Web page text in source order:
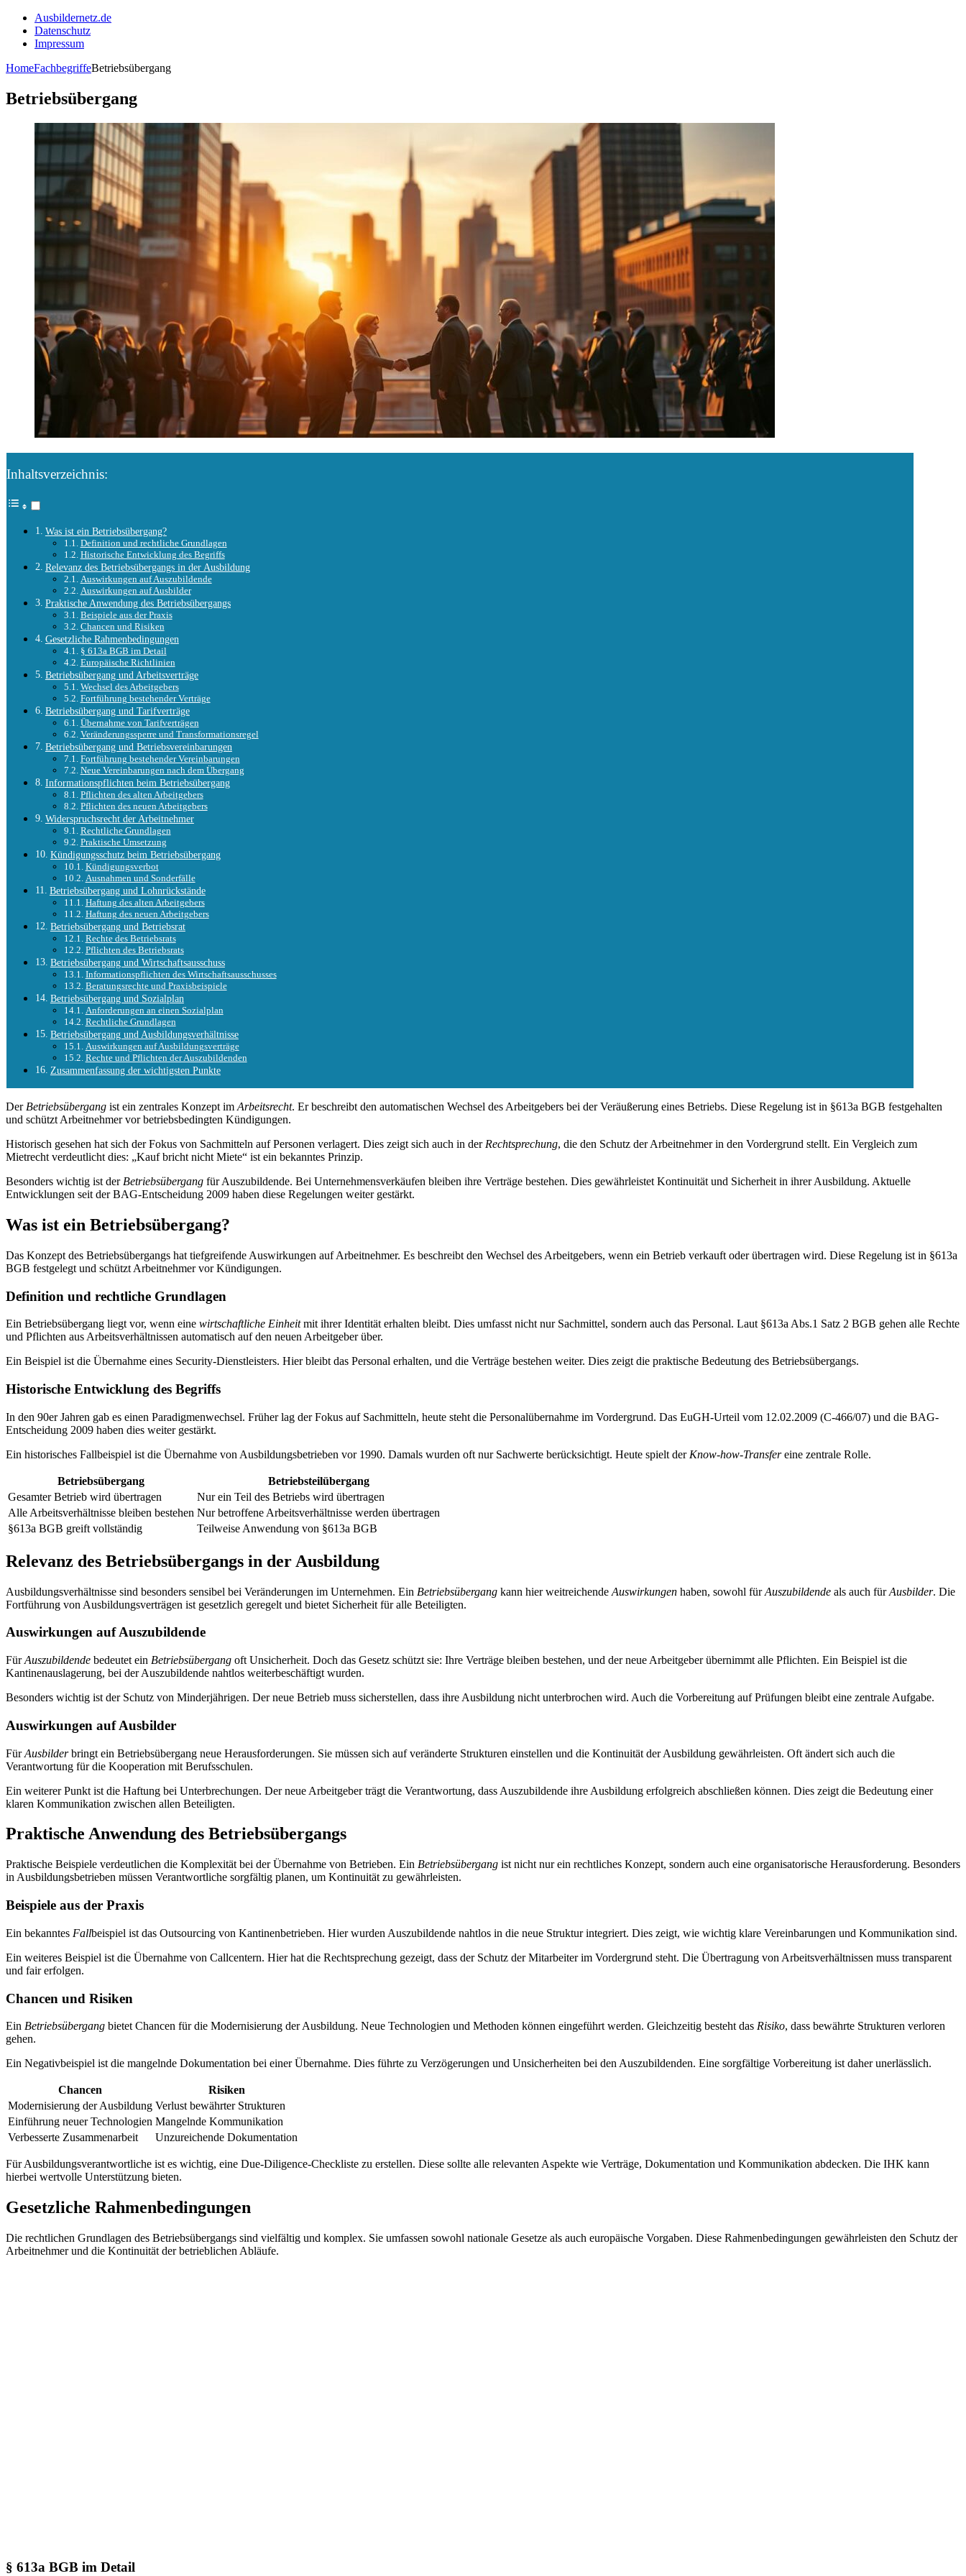
Ausbildernetz.de
Datenschutz
Impressum
HomeFachbegriffeBetriebsübergang
Betriebsübergang
Inhaltsverzeichnis:
Was ist ein Betriebsübergang?
Definition und rechtliche Grundlagen
Historische Entwicklung des Begriffs
Relevanz des Betriebsübergangs in der Ausbildung
Auswirkungen auf Auszubildende
Auswirkungen auf Ausbilder
Praktische Anwendung des Betriebsübergangs
Beispiele aus der Praxis
Chancen und Risiken
Gesetzliche Rahmenbedingungen
§ 613a BGB im Detail
Europäische Richtlinien
Betriebsübergang und Arbeitsverträge
Wechsel des Arbeitgebers
Fortführung bestehender Verträge
Betriebsübergang und Tarifverträge
Übernahme von Tarifverträgen
Veränderungssperre und Transformationsregel
Betriebsübergang und Betriebsvereinbarungen
Fortführung bestehender Vereinbarungen
Neue Vereinbarungen nach dem Übergang
Informationspflichten beim Betriebsübergang
Pflichten des alten Arbeitgebers
Pflichten des neuen Arbeitgebers
Widerspruchsrecht der Arbeitnehmer
Rechtliche Grundlagen
Praktische Umsetzung
Kündigungsschutz beim Betriebsübergang
Kündigungsverbot
Ausnahmen und Sonderfälle
Betriebsübergang und Lohnrückstände
Haftung des alten Arbeitgebers
Haftung des neuen Arbeitgebers
Betriebsübergang und Betriebsrat
Rechte des Betriebsrats
Pflichten des Betriebsrats
Betriebsübergang und Wirtschaftsausschuss
Informationspflichten des Wirtschaftsausschusses
Beratungsrechte und Praxisbeispiele
Betriebsübergang und Sozialplan
Anforderungen an einen Sozialplan
Rechtliche Grundlagen
Betriebsübergang und Ausbildungsverhältnisse
Auswirkungen auf Ausbildungsverträge
Rechte und Pflichten der Auszubildenden
Zusammenfassung der wichtigsten Punkte
Der Betriebsübergang ist ein zentrales Konzept im Arbeitsrecht. Er beschreibt den automatischen Wechsel des Arbeitgebers bei der Veräußerung eines Betriebs. Diese Regelung ist in §613a BGB festgehalten
und schützt Arbeitnehmer vor betriebsbedingten Kündigungen.
Historisch gesehen hat sich der Fokus von Sachmitteln auf Personen verlagert. Dies zeigt sich auch in der Rechtsprechung, die den Schutz der Arbeitnehmer in den Vordergrund stellt. Ein Vergleich zum
Mietrecht verdeutlicht dies: „Kauf bricht nicht Miete“ ist ein bekanntes Prinzip.
Besonders wichtig ist der Betriebsübergang für Auszubildende. Bei Unternehmensverkäufen bleiben ihre Verträge bestehen. Dies gewährleistet Kontinuität und Sicherheit in ihrer Ausbildung. Aktuelle
Entwicklungen seit der BAG-Entscheidung 2009 haben diese Regelungen weiter gestärkt.
Was ist ein Betriebsübergang?
Das Konzept des Betriebsübergangs hat tiefgreifende Auswirkungen auf Arbeitnehmer. Es beschreibt den Wechsel des Arbeitgebers, wenn ein Betrieb verkauft oder übertragen wird. Diese Regelung ist in §613a
BGB festgelegt und schützt Arbeitnehmer vor Kündigungen.
Definition und rechtliche Grundlagen
Ein Betriebsübergang liegt vor, wenn eine wirtschaftliche Einheitmit ihrer Identität erhalten bleibt. Dies umfasst nicht nur Sachmittel, sondern auch das Personal. Laut §613a Abs.1 Satz 2 BGB gehen alle Rechte
und Pflichten aus Arbeitsverhältnissen automatisch auf den neuen Arbeitgeber über.
Ein Beispiel ist die Übernahme eines Security-Dienstleisters. Hier bleibt das Personal erhalten, und die Verträge bestehen weiter. Dies zeigt die praktische Bedeutung des Betriebsübergangs.
Historische Entwicklung des Begriffs
In den 90er Jahren gab es einen Paradigmenwechsel. Früher lag der Fokus auf Sachmitteln, heute steht die Personalübernahme im Vordergrund. Das EuGH-Urteil vom 12.02.2009 (C-466/07) und die BAG-
Entscheidung 2009 haben dies weiter gestärkt.
Ein historisches Fallbeispiel ist die Übernahme von Ausbildungsbetrieben vor 1990. Damals wurden oft nur Sachwerte berücksichtigt. Heute spielt der Know-how-Transfereine zentrale Rolle.
Betriebsübergang
Betriebsteilübergang
Gesamter Betrieb wird übertragen
Nur ein Teil des Betriebs wird übertragen
Alle Arbeitsverhältnisse bleiben bestehen Nur betroffene Arbeitsverhältnisse werden übertragen
§613a BGB greift vollständig
Teilweise Anwendung von §613a BGB
Relevanz des Betriebsübergangs in der Ausbildung
Ausbildungsverhältnisse sind besonders sensibel bei Veränderungen im Unternehmen. Ein Betriebsübergang kann hier weitreichende Auswirkungen haben, sowohl fürAuszubildende als auch fürAusbilder. Die
Fortführung von Ausbildungsverträgen ist gesetzlich geregelt und bietet Sicherheit für alle Beteiligten.
Auswirkungen auf Auszubildende
FürAuszubildende bedeutet ein Betriebsübergang oft Unsicherheit. Doch das Gesetz schützt sie: Ihre Verträge bleiben bestehen, und der neue Arbeitgeber übernimmt alle Pflichten. Ein Beispiel ist die
Kantinenauslagerung, bei der Auszubildende nahtlos weiterbeschäftigt wurden.
Besonders wichtig ist der Schutz von Minderjährigen. Der neue Betrieb muss sicherstellen, dass ihre Ausbildung nicht unterbrochen wird. Auch die Vorbereitung auf Prüfungen bleibt eine zentrale Aufgabe.
Auswirkungen auf Ausbilder
FürAusbilderbringt ein Betriebsübergang neue Herausforderungen. Sie müssen sich auf veränderte Strukturen einstellen und die Kontinuität der Ausbildung gewährleisten. Oft ändert sich auch die
Verantwortung für die Kooperation mit Berufsschulen.
Ein weiterer Punkt ist die Haftung bei Unterbrechungen. Der neue Arbeitgeber trägt die Verantwortung, dass Auszubildende ihre Ausbildung erfolgreich abschließen können. Dies zeigt die Bedeutung einer
klaren Kommunikation zwischen allen Beteiligten.
Praktische Anwendung des Betriebsübergangs
Praktische Beispiele verdeutlichen die Komplexität bei der Übernahme von Betrieben. Ein Betriebsübergang ist nicht nur ein rechtliches Konzept, sondern auch eine organisatorische Herausforderung. Besonders
in Ausbildungsbetrieben müssen Verantwortliche sorgfältig planen, um Kontinuität zu gewährleisten.
Beispiele aus der Praxis
Ein bekanntes Fallbeispiel ist das Outsourcing von Kantinenbetrieben. Hier wurden Auszubildende nahtlos in die neue Struktur integriert. Dies zeigt, wie wichtig klare Vereinbarungen und Kommunikation sind.
Ein weiteres Beispiel ist die Übernahme von Callcentern. Hier hat die Rechtsprechung gezeigt, dass der Schutz der Mitarbeiter im Vordergrund steht. Die Übertragung von Arbeitsverhältnissen muss transparent
und fair erfolgen.
Chancen und Risiken
Ein Betriebsübergang bietet Chancen für die Modernisierung der Ausbildung. Neue Technologien und Methoden können eingeführt werden. Gleichzeitig besteht das Risiko, dass bewährte Strukturen verloren
gehen.
Ein Negativbeispiel ist die mangelnde Dokumentation bei einer Übernahme. Dies führte zu Verzögerungen und Unsicherheiten bei den Auszubildenden. Eine sorgfältige Vorbereitung ist daher unerlässlich.
Chancen
Risiken
Modernisierung der Ausbildung Verlust bewährter Strukturen
Einführung neuer Technologien Mangelnde Kommunikation
Verbesserte Zusammenarbeit
Unzureichende Dokumentation
Für Ausbildungsverantwortliche ist es wichtig, eine Due-Diligence-Checkliste zu erstellen. Diese sollte alle relevanten Aspekte wie Verträge, Dokumentation und Kommunikation abdecken. Die IHK kann
hierbei wertvolle Unterstützung bieten.
Gesetzliche Rahmenbedingungen
Die rechtlichen Grundlagen des Betriebsübergangs sind vielfältig und komplex. Sie umfassen sowohl nationale Gesetze als auch europäische Vorgaben. Diese Rahmenbedingungen gewährleisten den Schutz der
Arbeitnehmer und die Kontinuität der betrieblichen Abläufe.
§ 613a BGB im Detail